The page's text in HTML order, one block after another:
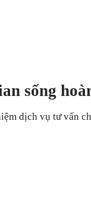
sống
dịch vụ tư vấn